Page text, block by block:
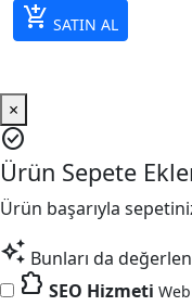
add_shopping_cart SATIN AL
×
check_circle
Ürün Sepete
Ürün başarıyla
auto_awesome Bunları da
extension SEO Hizmeti